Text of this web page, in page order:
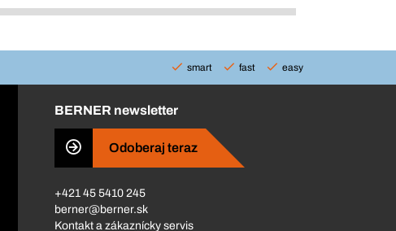
smart fast easy
BERNER newsletter
Odoberaj teraz
+421 45 5410 245
berner@berner.sk
Kontakt a zákaznícky servis